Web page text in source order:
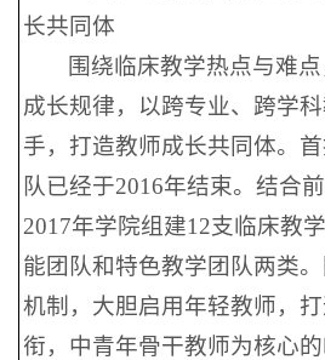
长共同体
围绕临床教学热点与难
成长规律，以跨专业、跨学
手，打造教师成长共同体。
队已经于2016年结束。结合
2017年学院组建12支临床教
能团队和特色教学团队两类
机制，大胆启用年轻教师，
衔，中青年骨干教师为核心的